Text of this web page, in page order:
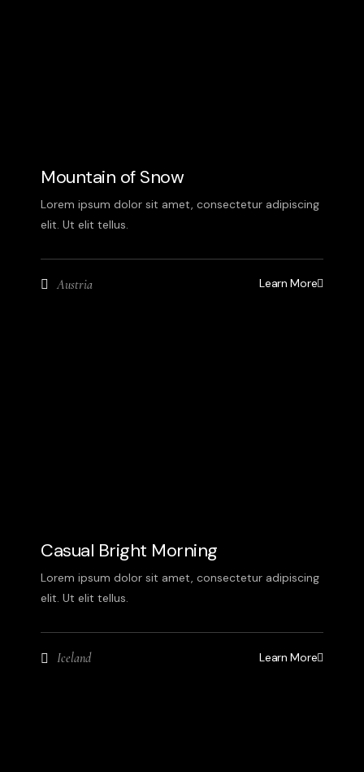
Mountain of Snow
Lorem ipsum dolor sit amet, consectetur adipiscing
elit. Ut elit tellus.
Austria Learn More
Casual Bright Morning
Lorem ipsum dolor sit amet, consectetur adipiscing
elit. Ut elit tellus.
Iceland Learn More